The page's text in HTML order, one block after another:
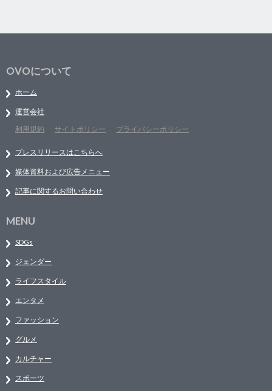
OVOについて
ホーム
運営会社
利用規約
サイトポリシー プライバシーポリシー
プレスリリースはこちらへ
媒体資料および広告メニュー
記事に関するお問い合わせ
MENU
SDGs
ジェンダー
ライフスタイル
エンタメ
ファッション
グルメ
カルチャー
スポーツ